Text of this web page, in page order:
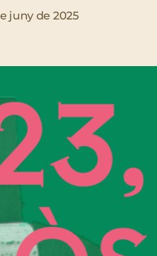
juny de 2025